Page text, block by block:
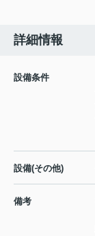
詳細情報
設備条件
設備(その他)
備考